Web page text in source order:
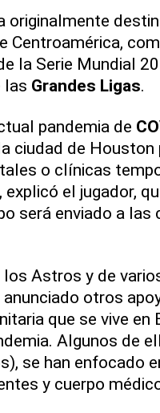
originalmente
Centroamérica,
la Serie Mundial
las Grandes Ligas.
pandemia de
ciudad de Houston
o clínicas
el jugador,
será enviado a las
Astros y de
anunciado otros
que se vive en
Algunos de
se han enfocado
y cuerpo